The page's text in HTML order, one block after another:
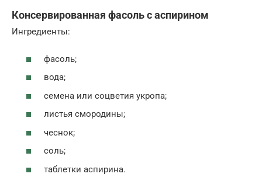
Консервированная фасоль с аспирином
Ингредиенты:
фасоль;
вода;
семена или соцветия укропа;
листья смородины;
чеснок;
соль;
таблетки аспирина.